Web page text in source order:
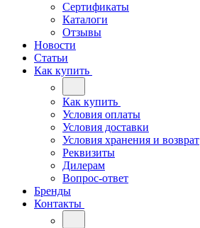
Сертификаты
Каталоги
Отзывы
Новости
Статьи
Как купить
Как купить
Условия оплаты
Условия доставки
Условия хранения и возврат
Реквизиты
Дилерам
Вопрос-ответ
Бренды
Контакты